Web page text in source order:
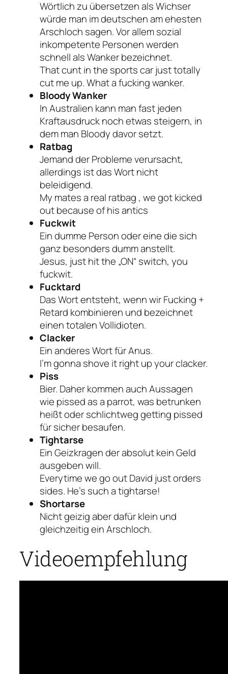
Wörtlich zu übersetzen als Wichser
würde man im deutschen am ehesten
Arschloch sagen. Vor allem sozial
inkompetente Personen werden
schnell als Wanker bezeichnet.
That cunt in the sports car just totally
cut me up. What a fucking wanker.
Bloody Wanker
In Australien kann man fast jeden
Kraftausdruck noch etwas steigern, in
dem man Bloody davor setzt.
Ratbag
Jemand der Probleme verursacht,
allerdings ist das Wort nicht
beleidigend.
My mates a real ratbag , we got kicked
out because of his antics
Fuckwit
Ein dumme Person oder eine die sich
ganz besonders dumm anstellt.
Jesus, just hit the „ON“ switch, you
fuckwit.
Fucktard
Das Wort entsteht, wenn wir Fucking +
Retard kombinieren und bezeichnet
einen totalen Vollidioten.
Clacker
Ein anderes Wort für Anus.
I’m gonna shove it right up your clacker.
Piss
Bier. Daher kommen auch Aussagen
wie pissed as a parrot, was betrunken
heißt oder schlichtweggetting pissed
für sicher besaufen.
Tightarse
Ein Geizkragen der absolut kein Geld
ausgeben will.
Everytime we go out David just orders
sides. He’s such a tightarse!
Shortarse
Nicht geizig aber dafür klein und
gleichzeitig ein Arschloch.
Videoempfehlung